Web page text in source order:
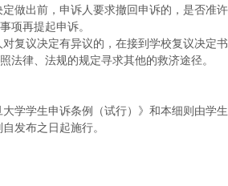
定做出前，申诉人要求撤回申诉的，是否准
项再提起申诉。
对复议决定有异议的，在接到学校复议决定
法律、法规的规定寻求其他的救济途径。
大学学生申诉条例（试行）》和本细则由学
发布之日起施行。